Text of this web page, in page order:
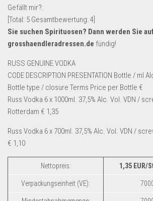
Multimedia & Elektro
Münzen
Spielzeug & Games
Sport & Freizeit
Uhren & Schmuck
Wohnen & Einrichten
Restposten für Privatpersonen
Sonderposten-Angebote
Saison & Eventprodkte
Gefällt mir?:
[Total: 5 Gesamtbewertung: 4
Sie suchen Spirituosen? Dann werden Sie
grosshaendleradressen.de fündig!
RUSS GENUINE VODKA
CODE DESCRIPTION PRESENTATION Bottle / ml
Bottle type / closure Terms Price per Bottle €
Russ Vodka 6 x 1000ml. 37,5% Alc. Vol. VDN /
Rotterdam € 1,35
Russ Vodka 6 x 700ml. 37,5% Alc. Vol. VDN /
€ 1,10
Nettopreis: 1,35 EUR/
Verpackungseinheit (VE):